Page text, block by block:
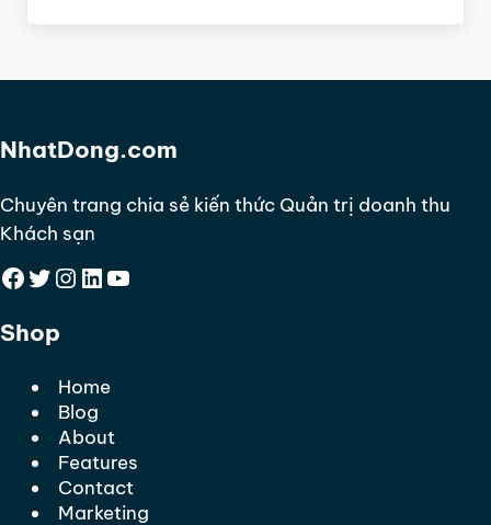
NhatDong.com
Chuyên trang chia sẻ kiến thức Quản trị doanh thu
Khách sạn
Facebook
Twitter
Instagram
LinkedIn
YouTube
Shop
Home
Blog
About
Features
Contact
Marketing